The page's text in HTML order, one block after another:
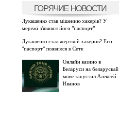
ГОРЯЧИЕ НОВОСТИ
Лукашенко став мішенню хакерів? У
мережі з'явився його "паспорт"
Лукашенко стал жертвой хакеров? Его
"паспорт" появился в Сети
Онлайн казино в
Беларуси на беларускай
мове запустил Алексей
Иванов